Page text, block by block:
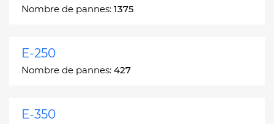
Nombre de pannes: 1375
E-250
Nombre de pannes: 427
E-350